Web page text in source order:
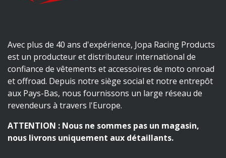
Avec plus de 40 ans d'expérience, Jopa Racing Products
est un producteur et distributeur international de
confiance de vêtements et accessoires de moto onroad
et offroad. Depuis notre siège social et notre entrepôt
aux Pays-Bas, nous fournissons un large réseau de
revendeurs à travers l'Europe.
ATTENTION : Nous ne sommes pas un magasin,
nous livrons uniquement aux détaillants.